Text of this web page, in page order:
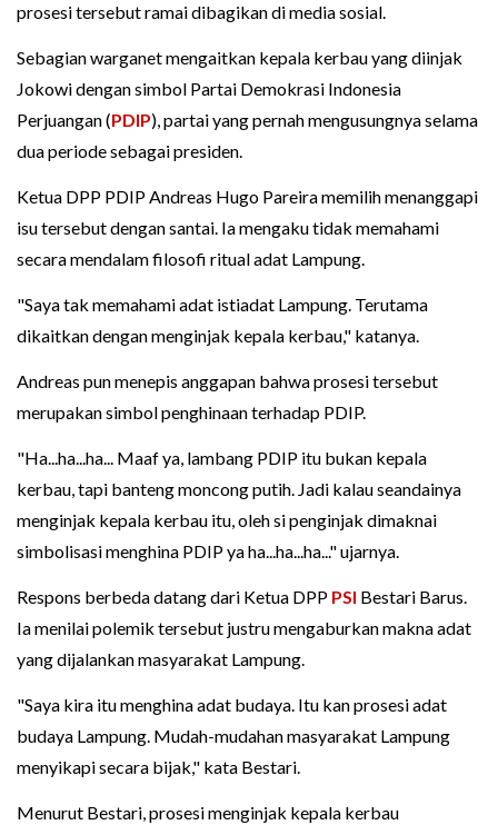
prosesi tersebut ramai dibagikan di media sosial.
Sebagian warganet mengaitkan kepala kerbau yang diinjak
Jokowi dengan simbol Partai Demokrasi Indonesia
Perjuangan (PDIP), partai yang pernah mengusungnya selama
dua periode sebagai presiden.
Ketua DPP PDIP Andreas Hugo Pareira memilih menanggapi
isu tersebut dengan santai. Ia mengaku tidak memahami
secara mendalam filosofi ritual adat Lampung.
"Saya tak memahami adat istiadat Lampung. Terutama
dikaitkan dengan menginjak kepala kerbau," katanya.
Andreas pun menepis anggapan bahwa prosesi tersebut
merupakan simbol penghinaan terhadap PDIP.
"Ha...ha...ha... Maaf ya, lambang PDIP itu bukan kepala
kerbau, tapi banteng moncong putih. Jadi kalau seandainya
menginjak kepala kerbau itu, oleh si penginjak dimaknai
simbolisasi menghina PDIP ya ha...ha...ha..." ujarnya.
Respons berbeda datang dari Ketua DPP PSI Bestari Barus.
Ia menilai polemik tersebut justru mengaburkan makna adat
yang dijalankan masyarakat Lampung.
"Saya kira itu menghina adat budaya. Itu kan prosesi adat
budaya Lampung. Mudah-mudahan masyarakat Lampung
menyikapi secara bijak," kata Bestari.
Menurut Bestari, prosesi menginjak kepala kerbau